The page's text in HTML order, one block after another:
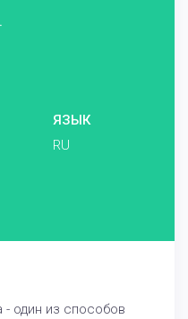
ЯЗЫК
RU
- один из способов